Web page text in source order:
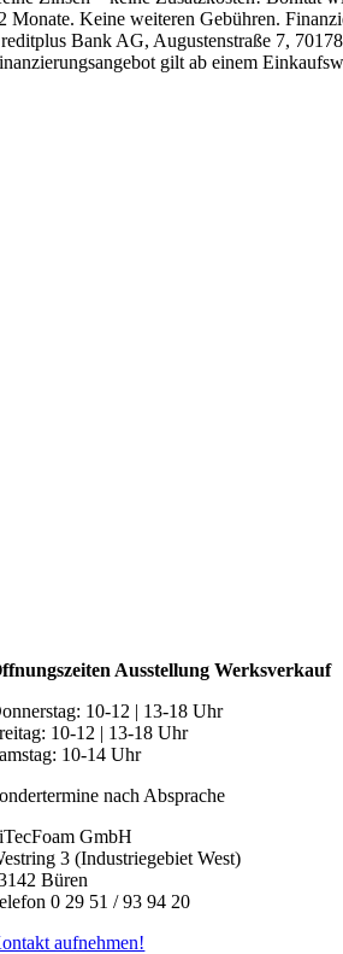
Monate. Keine weiteren Gebühren.
Bank AG, Augustenstraße 7,
gilt ab einem
Ausstellung Werksverkauf
10-12 | 13-18 Uhr
10-12 | 13-18 Uhr
10-14 Uhr
nach Absprache
GmbH
3 (Industriegebiet West)
Büren
0 29 51 / 93 94 20
aufnehmen!